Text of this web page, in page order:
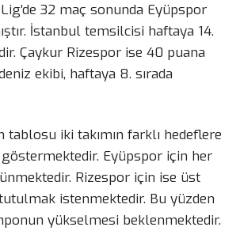
32 maç sonunda Eyüpspor
İstanbul temsilcisi haftaya 14.
Çaykur Rizespor ise 40 puana
ekibi, haftaya 8. sırada
tablosu iki takımın farklı hedeflere
Eyüpspor için her
Rizespor için ise üst
tutulmak istenmektedir. Bu yüzden
yükselmesi beklenmektedir.